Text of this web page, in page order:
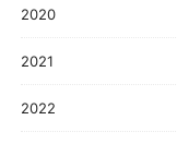
2020
2021
2022